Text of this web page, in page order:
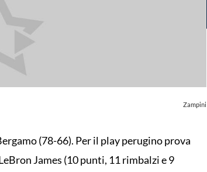
Zampini
(78-66). Per il play perugino prova
James (10 punti, 11 rimbalzi e 9